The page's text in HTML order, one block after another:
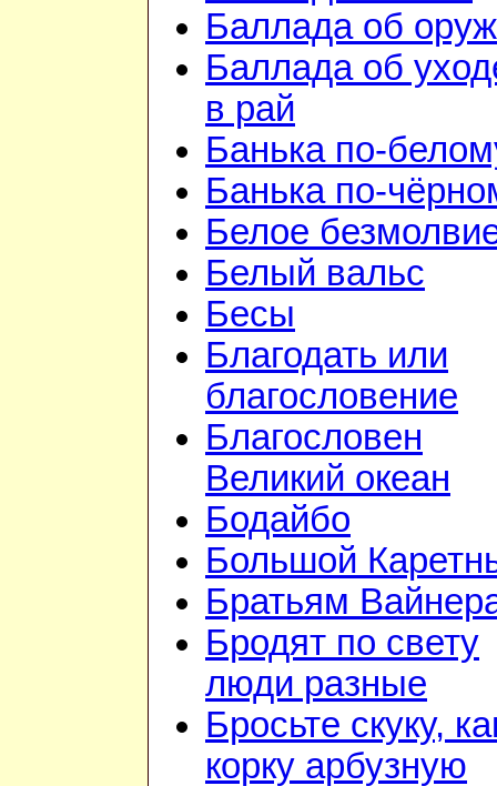
Баллада об
Баллада об
в рай
Банька по-
Банька по-
Белое
Белый вальс
Бесы
Благодать или
благословение
Благословен
Великий океан
Бодайбо
Большой
Братьям
Бродят по свету
люди разные
Бросьте скуку,
корку арбузную